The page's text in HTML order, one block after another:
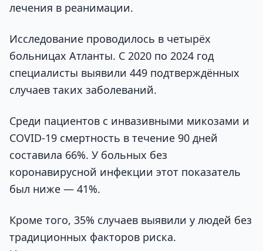
лечения в реанимации.
Исследование проводилось в четырёх
больницах Атланты. С 2020 по 2024 год
специалисты выявили 449 подтверждённых
случаев таких заболеваний.
Среди пациентов с инвазивными микозами и
COVID-19 смертность в течение 90 дней
составила 66%. У больных без
коронавирусной инфекции этот показатель
был ниже — 41%.
Кроме того, 35% случаев выявили у людей без
традиционных факторов риска.